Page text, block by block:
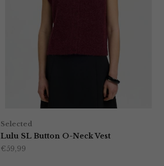
Selected
Lulu SL Button O-Neck Vest
€59,99